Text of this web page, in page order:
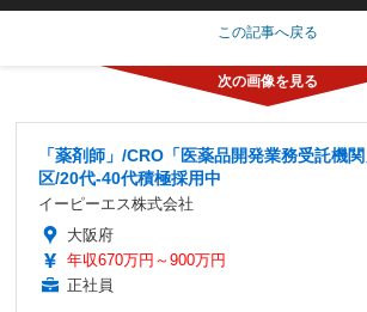
この記事へ戻る
「薬剤師」/CRO「医薬品開発業務受託機関
区/20代-40代積極採用中
イーピーエス株式会社
大阪府
年収670万円～900万円
正社員